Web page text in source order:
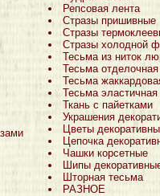
Репсовая лента
Стразы пришивные
Стразы
Стразы холодной
Тесьма из ниток
Тесьма отделочная
Тесьма
Тесьма эластичная
Ткань с пайетками
Украшения
Цветы
Цепочка
Чашки корсетные
Шипы
Шторная тесьма
РАЗНОЕ